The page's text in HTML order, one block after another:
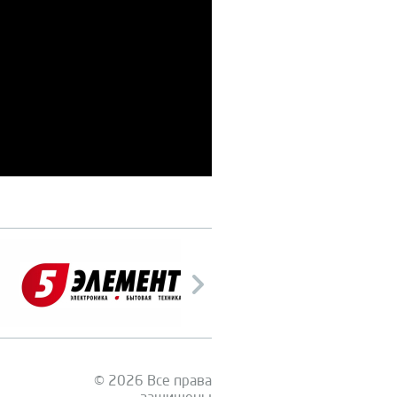
© 2026 Все права